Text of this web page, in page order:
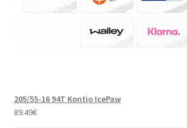
205/55-16 94T Kontio IcePaw
89.49€